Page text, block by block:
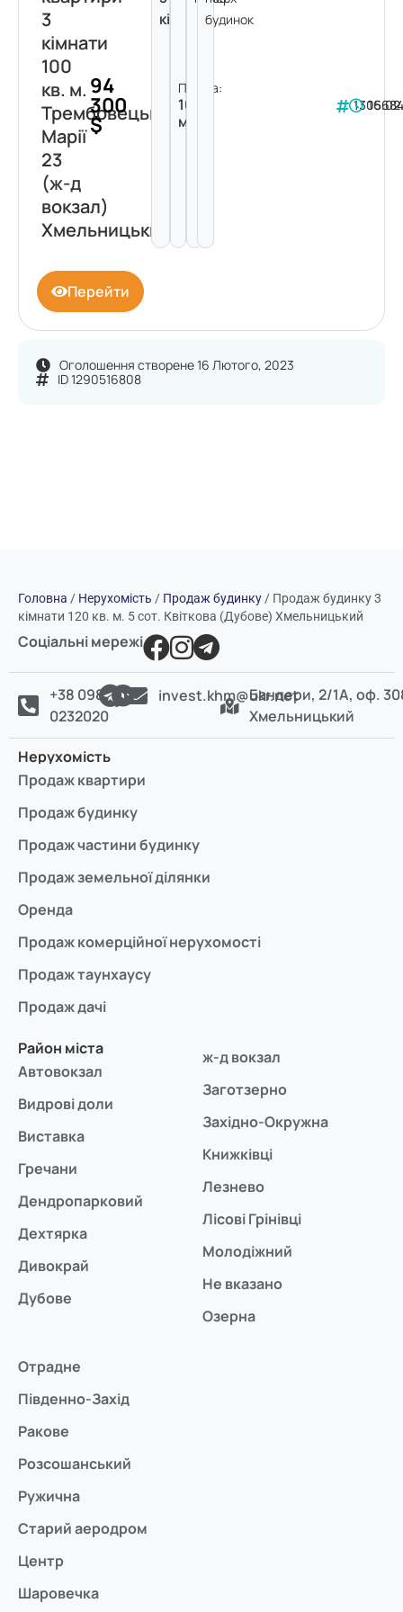
Оголошення створене 16 Лютого, 2023
ID 1290516808
3
кімнати
100
кв. м.
Трембовецької
Марії
23
(ж-д
вокзал)
Хмельницький
94
300
$
кімнати
Площа:
100
м²
будинок
Перейти
Головна / Нерухомість / Продаж будинку/ Продаж будинку 3
кімнати 120 кв. м. 5 сот. Квіткова (Дубове) Хмельницький
Соціальні мережі
+38 098
0232020
invest.khm@ukr.netБандери, 2/1А, оф.
Хмельницький
Нерухомість
Продаж квартири
Продаж будинку
Продаж частини будинку
Продаж земельної ділянки
Оренда
Продаж комерційної нерухомості
Продаж таунхаусу
Продаж дачі
Район міста
Автовокзал
Видрові доли
Виставка
Гречани
Дендропарковий
Дехтярка
Дивокрай
Дубове
ж-д вокзал
Заготзерно
Західно-Окружна
Книжківці
Лезнево
Лісові Грінівці
Молодіжний
Не вказано
Озерна
Отрадне
Південно-Захід
Ракове
Розсошанський
Ружична
Старий аеродром
Центр
Шаровечка